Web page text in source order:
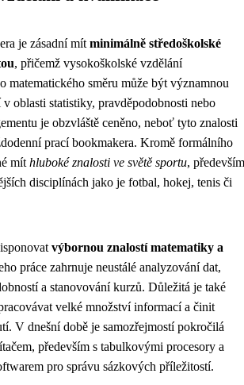
je zásadní mít minimálně středoškolské
, přičemž vysokoškolské vzdělání
matematického směru může být významnou
oblasti statistiky, pravděpodobnosti nebo
je obzvláště ceněno, neboť tyto znalosti
prací bookmakera. Kromě formálního
mít hluboké znalosti ve světě sportu, především
disciplínách jako je fotbal, hokej, tenis či
výbornou znalostí matematiky a
práce zahrnuje neustálé analyzování dat,
a stanovování kurzů. Důležitá je také
velké množství informací a činit
V dnešní době je samozřejmostí pokročilá
především s tabulkovými procesory a
pro správu sázkových příležitostí.